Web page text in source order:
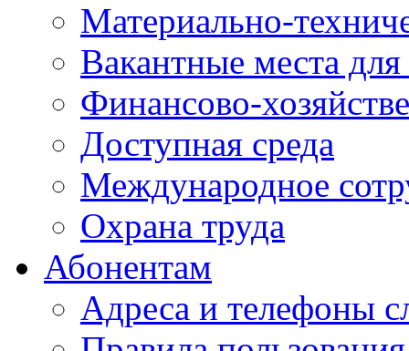
Материально-
Вакантные места
Финансово-
Доступная среда
Международное
Охрана труда
Абонентам
Адреса и телефоны